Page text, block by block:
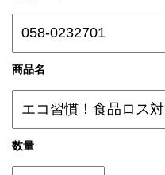
商品名
数量